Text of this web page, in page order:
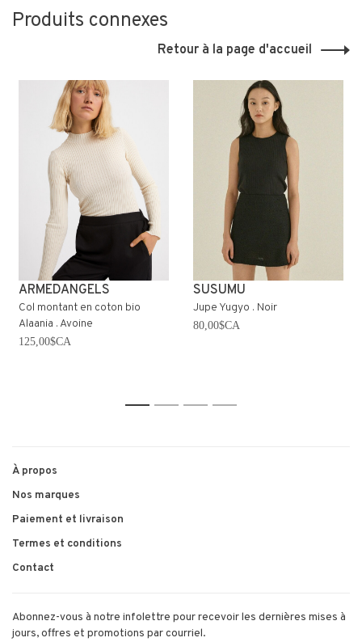
Produits connexes
Retour à la page d'accueil
ARMEDANGELS
Col montant en coton bio
Alaania . Avoine
125,00$CA
SUSUMU
Jupe Yugyo . Noir
80,00$CA
1 2 3 4
À propos
Nos marques
Paiement et livraison
Termes et conditions
Contact
Abonnez-vous à notre infolettre pour recevoir les dernières mises à
jours, offres et promotions par courriel.